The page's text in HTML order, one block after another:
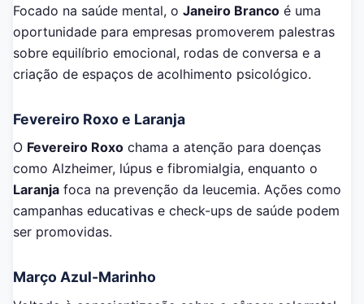
Focado na saúde mental, o Janeiro Branco é uma
oportunidade para empresas promoverem palestras
sobre equilíbrio emocional, rodas de conversa e a
criação de espaços de acolhimento psicológico.
Fevereiro Roxo e Laranja
O Fevereiro Roxo chama a atenção para doenças
como Alzheimer, lúpus e fibromialgia, enquanto o
Laranja foca na prevenção da leucemia. Ações como
campanhas educativas e check-ups de saúde podem
ser promovidas.
Março Azul-Marinho